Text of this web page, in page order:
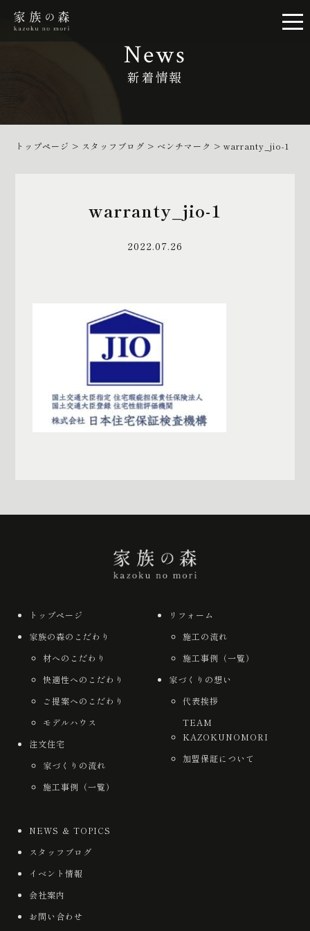
News
新着情報
トップページ > スタッフブログ > ベンチマーク >warranty_jio-1
warranty_jio-1
2022.07.26
トップページ
家族の森のこだわり
材へのこだわり
快適性へのこだわり
ご提案へのこだわり
モデルハウス
注文住宅
家づくりの流れ
施工事例（一覧）
リフォーム
施工の流れ
施工事例（一覧）
家づくりの想い
代表挨拶
TEAM
KAZOKUNOMORI
加盟保証について
NEWS ＆ TOPICS
スタッフブログ
イベント情報
会社案内
お問い合わせ